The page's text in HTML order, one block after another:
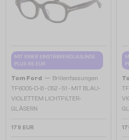
MIT EINER EINSTÄRKENGLASLINSE
PLUS 65 EUR
Tom Ford — Brillenfassungen
TF6005-D-B - 052 - 51 - MIT BLAU-
VIOLETTEM LICHTFILTER-
GLÄSERN
179 EUR